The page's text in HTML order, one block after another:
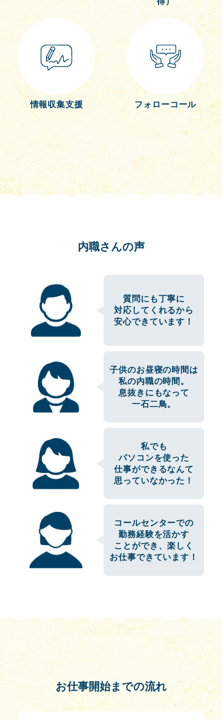
情報収集支援 フォローコール
内職さんの声
質問にも丁寧に
対応してくれるから
安心できています！
子供のお昼寝の時間は
私の内職の時間。
息抜きにもなって
一石二鳥。
私でも
パソコンを使った
仕事ができるなんて
思っていなかった！
コールセンターでの
勤務経験を活かす
ことができ、楽しく
お仕事できています！
お仕事開始までの流れ